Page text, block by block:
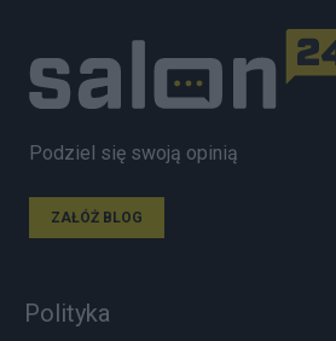
Podziel się swoją opinią
ZAŁÓŻ BLOG
Polityka